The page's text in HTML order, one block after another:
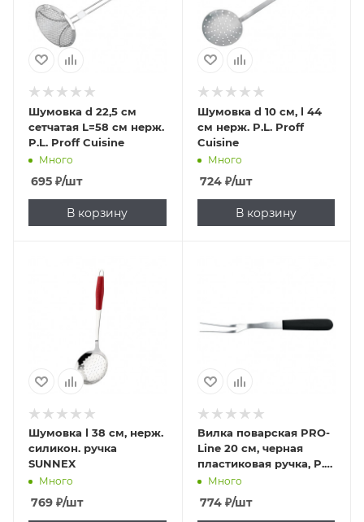
Шумовка d 22,5 см
сетчатая L=58 см нерж.
P.L. Proff Cuisine
Много
695 ₽/шт
В корзину
Шумовка d 10 см, l 44
см нерж. P.L. Proff
Cuisine
Много
724₽/шт
В корзину
Шумовка l 38 см, нерж.
силикон. ручка
SUNNEX
Много
769 ₽/шт
Вилка поварская PRO-
Line 20 см, черная
пластиковая ручка, P.L.
Proff Cuisine
Много
774₽/шт